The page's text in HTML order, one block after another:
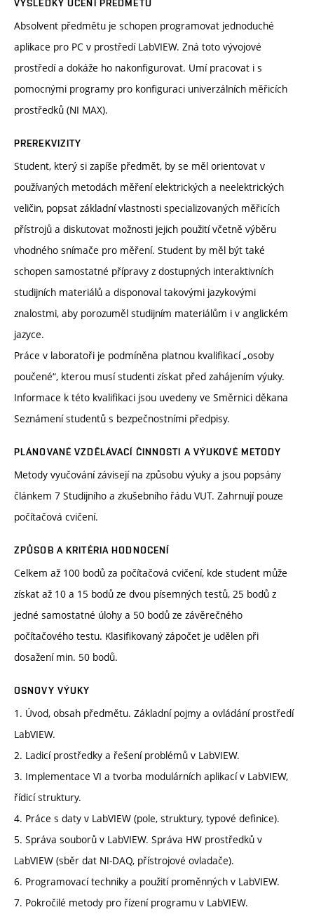
VÝSLEDKY UČENÍ PŘEDMĚTU
Absolvent předmětu je schopen programovat jednoduché
aplikace pro PC v prostředí LabVIEW. Zná toto vývojové
prostředí a dokáže ho nakonfigurovat. Umí pracovat i s
pomocnými programy pro konfiguraci univerzálních měřicích
prostředků (NI MAX).
PREREKVIZITY
Student, který si zapíše předmět, by se měl orientovat v
používaných metodách měření elektrických a neelektrických
veličin, popsat základní vlastnosti specializovaných měřicích
přístrojů a diskutovat možnosti jejich použití včetně výběru
vhodného snímače pro měření. Student by měl být také
schopen samostatné přípravy z dostupných interaktivních
studijních materiálů a disponoval takovými jazykovými
znalostmi, aby porozuměl studijním materiálům i v anglickém
jazyce.
Práce v laboratoři je podmíněna platnou kvalifikací „osoby
poučené“, kterou musí studenti získat před zahájením výuky.
Informace k této kvalifikaci jsou uvedeny ve Směrnici děkana
Seznámení studentů s bezpečnostními předpisy.
PLÁNOVANÉ VZDĚLÁVACÍ ČINNOSTI A VÝUKOVÉ METODY
Metody vyučování závisejí na způsobu výuky a jsou popsány
článkem 7 Studijního a zkušebního řádu VUT. Zahrnují pouze
počítačová cvičení.
ZPŮSOB A KRITÉRIA HODNOCENÍ
Celkem až 100 bodů za počítačová cvičení, kde student může
získat až 10 a 15 bodů ze dvou písemných testů, 25 bodů z
jedné samostatné úlohy a 50 bodů ze závěrečného
počítačového testu. Klasifikovaný zápočet je udělen při
dosažení min. 50 bodů.
OSNOVY VÝUKY
1. Úvod, obsah předmětu. Základní pojmy a ovládání prostředí
LabVIEW.
2. Ladicí prostředky a řešení problémů v LabVIEW.
3. Implementace VI a tvorba modulárních aplikací v LabVIEW,
řídicí struktury.
4. Práce s daty v LabVIEW (pole, struktury, typové definice).
5. Správa souborů v LabVIEW. Správa HW prostředků v
LabVIEW (sběr dat NI-DAQ, přístrojové ovladače).
6. Programovací techniky a použití proměnných v LabVIEW.
7. Pokročilé metody pro řízení programu v LabVIEW.